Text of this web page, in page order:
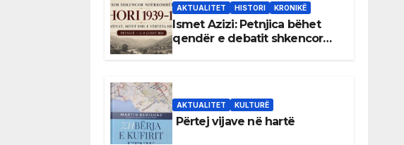
AKTUALITET HISTORI KRONIKË
Ismet Azizi: Petnjica bëhet
qendër e debatit shkencor
AKTUALITET KULTURË
Përtej vijave në hartë